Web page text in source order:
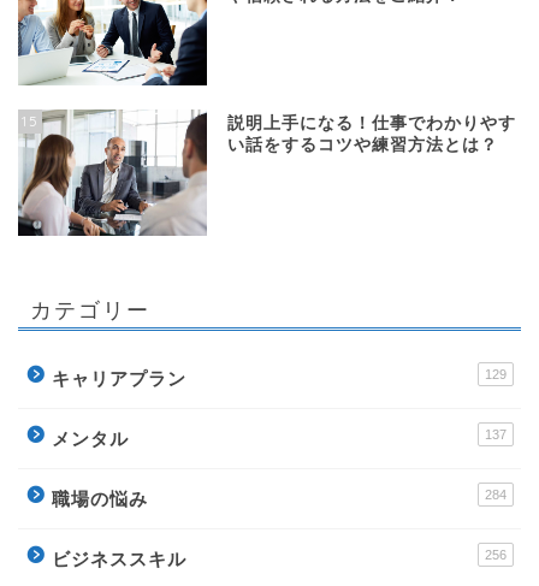
15
説明上手になる！仕事でわかりやす
い話をするコツや練習方法とは？
カテゴリー
キャリアプラン 129
メンタル 137
職場の悩み 284
ビジネススキル 256